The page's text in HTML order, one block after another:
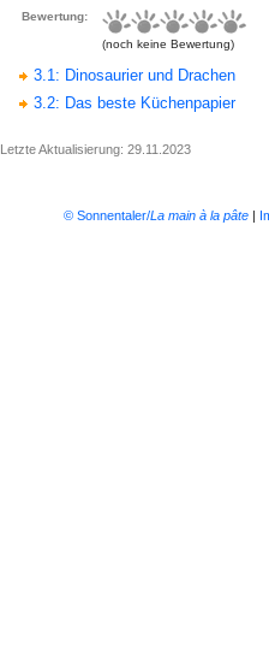
Bewertung:
(noch keine Bewertung)
3.1: Dinosaurier und Drachen
3.2: Das beste Küchenpapier
Letzte Aktualisierung: 29.11.2023
© Sonnentaler/La main à la pâte|